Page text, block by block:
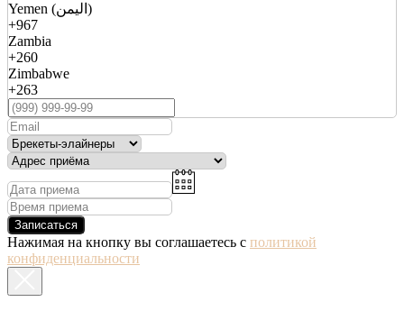
Yemen (اليمن)
+967
Zambia
+260
Zimbabwe
+263
Записаться
Нажимая на кнопку вы соглашаетесь с политикой
конфиденциальности